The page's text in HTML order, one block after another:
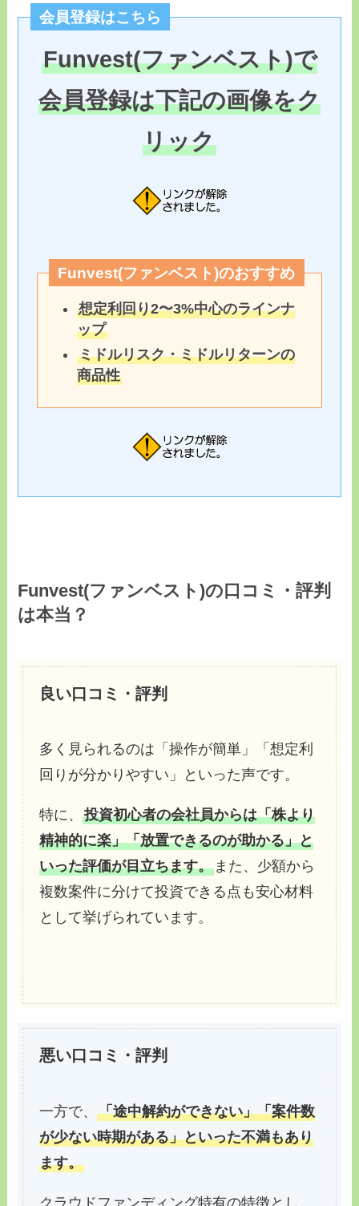
会員登録はこちら
Funvest(ファンベスト)で
会員登録は下記の画像をク
リック
Funvest(ファンベスト)のおすすめ
想定利回り2〜3%中心のラインナ
ップ
ミドルリスク・ミドルリターンの
商品性
Funvest(ファンベスト)の口コミ・評判
は本当？
良い口コミ・評判
多く見られるのは「操作が簡単」「想定利
回りが分かりやすい」といった声です。
特に、投資初心者の会社員からは「株より
精神的に楽」「放置できるのが助かる」と
いった評価が目立ちます。 また、少額から
複数案件に分けて投資できる点も安心材料
として挙げられています。
悪い口コミ・評判
一方で、「途中解約ができない」「案件数
が少ない時期がある」といった不満もあり
ます。
クラウドファンディング特有の特徴とし